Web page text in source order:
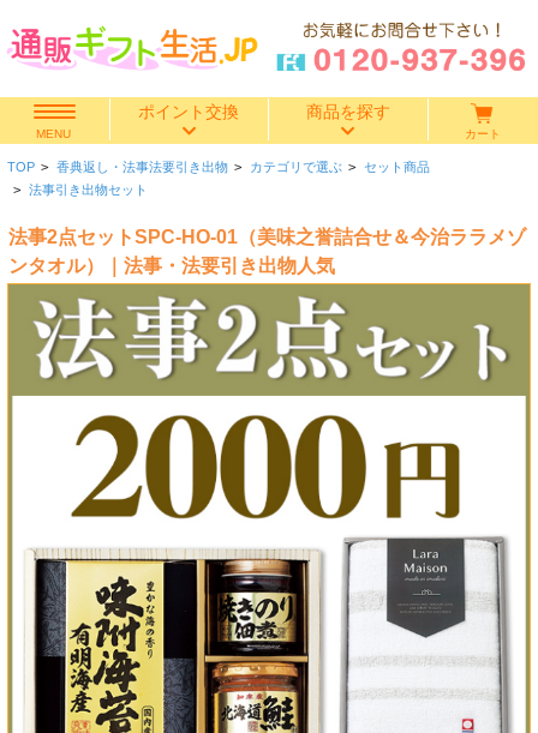
MENU
ポイント交換 商品を探す
快気祝い
香典返し
出産内祝い
結婚内祝い
結婚引き出物
新築祝い
初盆・新盆
カート
TOP > 香典返し・法事法要引き出物 > カテゴリで選ぶ > セット商品
> 法事引き出物セット
法事2点セットSPC-HO-01（美味之誉詰合せ＆今治ララメゾ
ンタオル）｜法事・法要引き出物人気